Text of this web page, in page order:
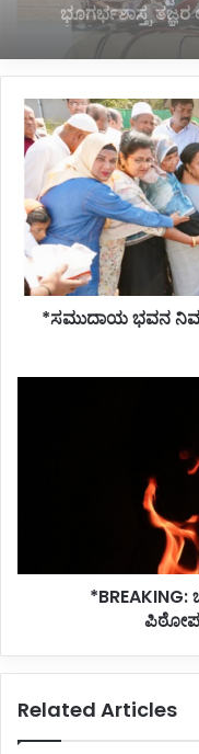
*ಸಮುದಾಯ
ಭವನ
ನಿರ್ಮಾಣಕ್ಕೆ
ನೆರವೇರಿಸಿದ
ಸಚಿವೆ
ಲಕ್ಷ್ಮೀ
ಹೆಬ್ಬಾಳಕರ್‌*
*ಸಮುದಾಯ ಭವನ
Related Articles